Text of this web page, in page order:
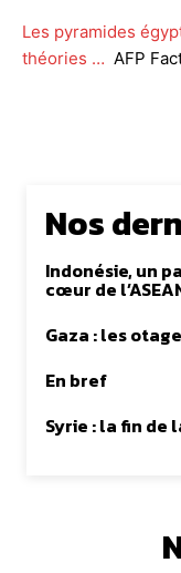
Les pyramides
théories … AFP
Nos
Indonésie, un
cœur de
Gaza : les
En bref
Syrie : la fin de